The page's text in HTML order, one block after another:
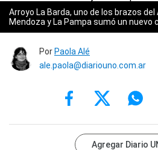
Arroyo La Barda, uno de los brazos
Mendoza y La Pampa sumó un nuevo
Por Paola Alé
ale.paola@diariouno.com.ar
Agregar Diario